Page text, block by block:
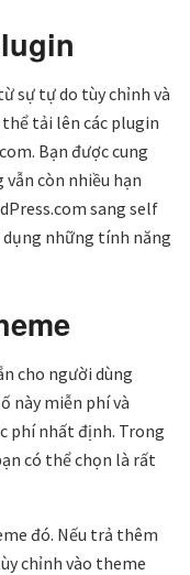
sự tự do tùy chỉnh và
tải lên các plugin
Bạn được cung
còn nhiều hạn
sang self
dụng những tính năng
cho người dùng
này miễn phí và
phí nhất định. Trong
có thể chọn là rất
đó. Nếu trả thêm
chỉnh vào theme